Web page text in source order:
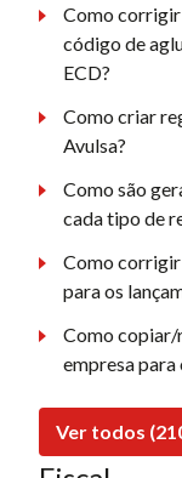
Como
código de
ECD?
Como criar
Avulsa?
Como são
cada tipo de
Como corrigir
para os
Como copiar/
empresa para
Ver todos